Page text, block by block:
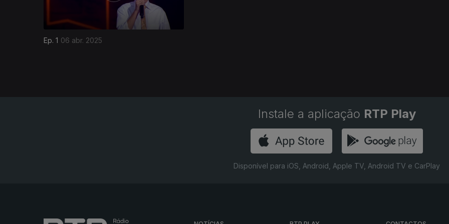
Ep. 1 06 abr. 2025
Instale a aplicação RTP Play
Disponível para iOS, Android, Apple TV, Android TV e CarPlay